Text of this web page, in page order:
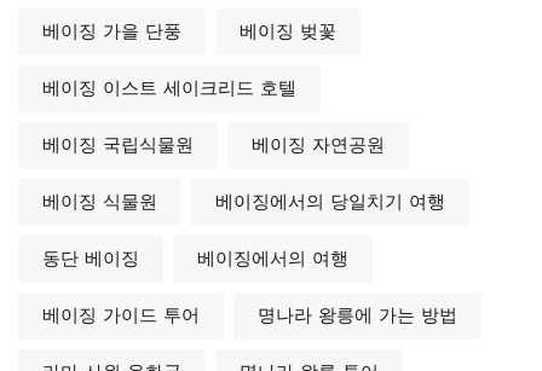
베이징 가을 단풍 베이징 벚꽃
베이징 이스트 세이크리드 호텔
베이징 국립식물원 베이징 자연공원
베이징 식물원 베이징에서의 당일치기 여행
동단 베이징 베이징에서의 여행
베이징 가이드 투어 명나라 왕릉에 가는 방법